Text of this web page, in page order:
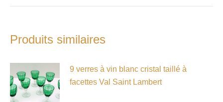
Produits similaires
9 verres à vin blanc cristal taillé à
facettes Val Saint Lambert